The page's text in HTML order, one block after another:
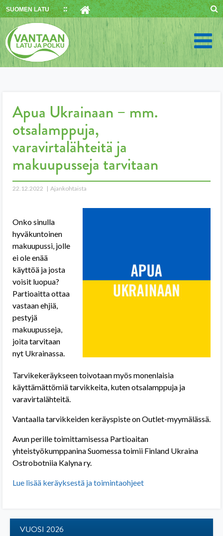
Skip
to
content
SUOMEN LATU
Apua Ukrainaan – mm.
otsalamppuja,
varavirtalähteitä ja
makuupusseja tarvitaan
22.12.2022 Ajankohtaista
Onko sinulla
hyväkuntoinen
makuupussi, jolle
ei ole enää
käyttöä ja josta
voisit luopua?
Partioaitta ottaa
vastaan ehjiä,
pestyjä
makuupusseja,
joita tarvitaan
nyt Ukrainassa.
Tarvikekeräykseen toivotaan myös monenlaisia
käyttämättömiä tarvikkeita, kuten otsalamppuja ja
varavirtalähteitä.
Vantaalla tarvikkeiden keräyspiste on Outlet-myymälässä.
Avun perille toimittamisessa Partioaitan
yhteistyökumppanina Suomessa toimii Finland Ukraina
Ostrobotniia Kalyna ry.
Lue lisää keräyksestä ja toimintaohjeet
VUOSI 2026